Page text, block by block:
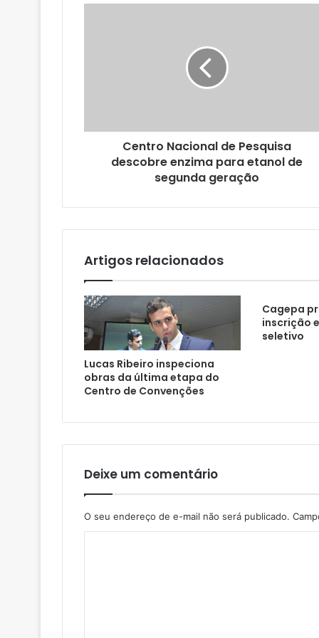
o
a
Centro Nacional de Pesquisa
descobre enzima para etanol de
segunda geração
Artigos relacionados
Lucas Ribeiro inspeciona
obras da última etapa do
Centro de Convenções
Cagepa
inscrição
seletivo
Deixe um comentário
O seu endereço de e-mail não será publicado.